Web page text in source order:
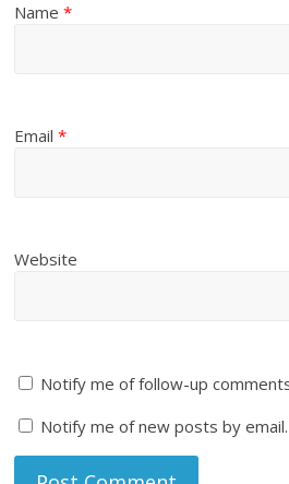
Name*
Email*
Website
Notify me of follow-up
Notify me of new posts by email.